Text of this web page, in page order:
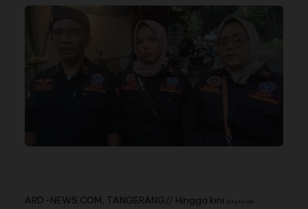
ARD-NEWS.COM, TANGERANG// Hingga kini kita telah